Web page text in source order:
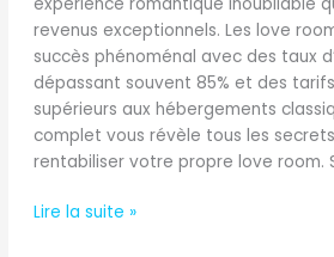
revenus exceptionnels. Les love
succès phénoménal avec des taux
dépassant souvent 85% et des
supérieurs aux hébergements
complet vous révèle tous les
rentabiliser votre propre love room.
un
Hébergement
Romantique
Rentable
Lire la suite »